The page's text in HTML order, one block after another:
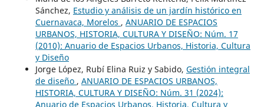
Sánchez, Estudio y análisis de un jardín histórico en
Cuernavaca, Morelos , ANUARIO DE ESPACIOS
URBANOS, HISTORIA, CULTURA Y DISEÑO: Núm. 17
(2010): Anuario de Espacios Urbanos, Historia, Cultura
y Diseño
Jorge López, Rubí Elina Ruiz y Sabido, Gestión integral
de diseño , ANUARIO DE ESPACIOS URBANOS,
HISTORIA, CULTURA Y DISEÑO: Núm. 31 (2024):
Anuario de Espacios Urbanos, Historia, Cultura y